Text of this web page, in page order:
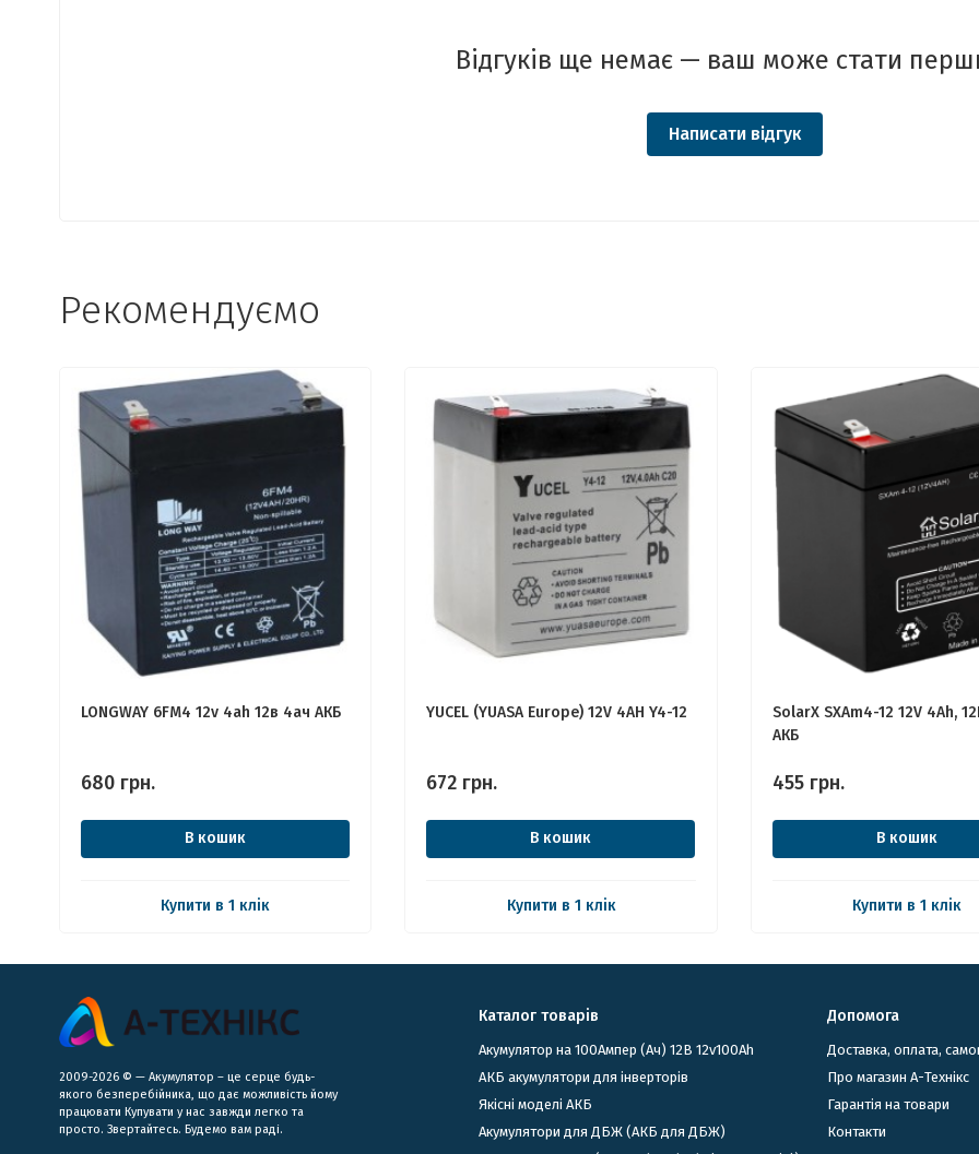
Відгуків ще немає — ваш може стати
Написати відгук
Рекомендуємо
LONGWAY 6FM4 12v 4ah 12в 4ач АКБ
680 грн.
В кошик
Купити в 1 клік
YUCEL (YUASA Europe) 12V 4AH Y4-12
672 грн.
В кошик
Купити в 1 клік
SolarX SXAm4-12 12V 4Ah,
АКБ
455 грн.
В кошик
Купити в 1 клік
2009-2026 © — Акумулятор – це серце будь-
якого безперебійника, що дає можливість йому
працювати Купувати у нас завжди легко та
просто. Звертайтесь. Будемо вам раді.
Каталог товарів
Акумулятор на 100Ампер (Ач) 12В 12v100Ah
АКБ акумулятори для інверторів
Якісні моделі АКБ
​Акумулятори для ДБЖ (АКБ для ДБЖ)
Допомога
Доставка, оплата,
Про магазин А-Технікс
Гарантія на товари
Контакти